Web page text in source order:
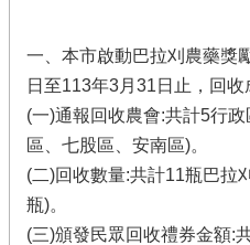
一、本市啟動巴拉刈農藥獎
日至113年3月31日止，回收
(一)通報回收農會:共計5行
區、七股區、安南區)。
(二)回收數量:共計11瓶巴拉
瓶)。
(三)頒發民眾回收禮券金額: